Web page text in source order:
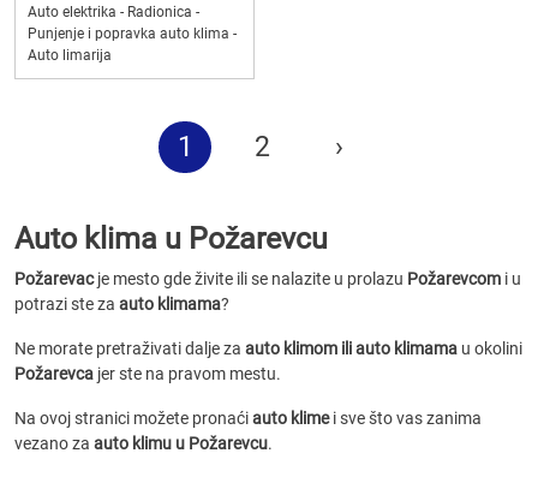
Auto elektrika - Radionica -
Punjenje i popravka auto klima -
Auto limarija
1 2 ›
Auto klima u Požarevcu
Požarevacje mesto gde živite ili se nalazite u prolazu Požarevcom i u
potrazi ste za auto klimama?
Ne morate pretraživati dalje za auto klimom ili auto klimama u okolini
Požarevca jer ste na pravom mestu.
Na ovoj stranici možete pronaćiauto klimei sve što vas zanima
vezano za auto klimu u Požarevcu.